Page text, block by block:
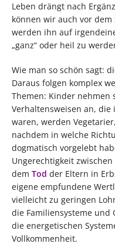
Leben drängt nach
können wir auch vor
werden ihn auf
„ganz“ oder heil zu
Wie man so schön sagt:
Daraus folgen komplex
Themen: Kinder nehmen
Verhaltensweisen an,
waren, werden
nachdem in welche
dogmatisch vorgelebt
Ungerechtigkeit
dem Tod der Eltern in
eigene empfundene
vielleicht zu geringen
die Familiensysteme und
die energetischen
Vollkommenheit.